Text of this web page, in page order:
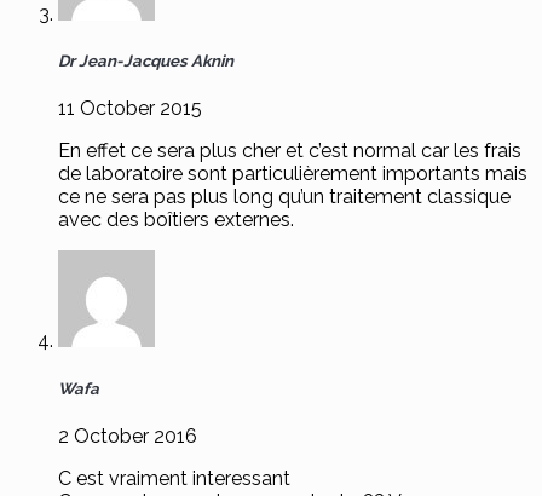
Dr Jean-Jacques Aknin
11 October 2015
En effet ce sera plus cher et c’est normal car les frais
de laboratoire sont particulièrement importants mais
ce ne sera pas plus long qu’un traitement classique
avec des boîtiers externes.
Wafa
2 October 2016
C est vraiment interessant